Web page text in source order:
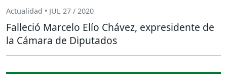
Actualidad • JUL 27 / 2020
Falleció Marcelo Elío Chávez, expresidente de
la Cámara de Diputados